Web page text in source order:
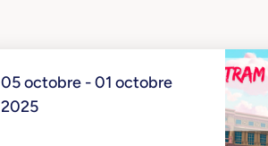
05 octobre - 01 octobre
2025